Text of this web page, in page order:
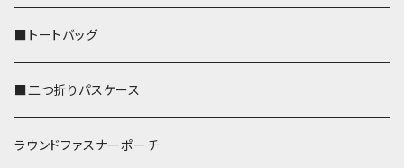
■トートバッグ
■二つ折りパスケース
ラウンドファスナーポーチ